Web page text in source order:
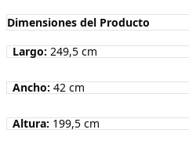
Dimensiones del Producto
Largo:249,5 cm
Ancho:42 cm
Altura:199,5 cm